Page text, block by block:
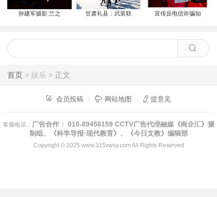
孙建军摄影:兰之 甘肃礼县：武装联 宣传反电信诈骗知
首页 > 娱乐 > 正文
会员投稿 | 网站地图 | 提意见
客服电话： 广告合作： 010-89456159 CCTV广告代理融媒《商企汇》摄
制组、《科学导报·现代教育》、《今日文教》编辑部
Copyright © 2025 www.315xwsy.com All Rights Reserved